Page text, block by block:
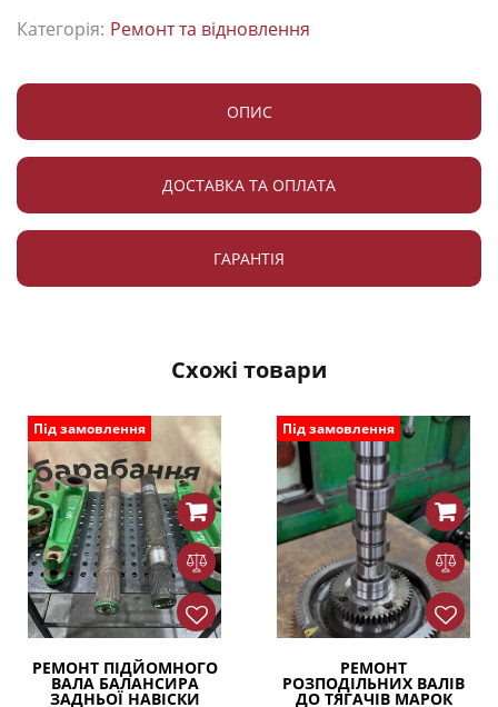
Категорія: Ремонт та відновлення
ОПИС
ДОСТАВКА ТА ОПЛАТА
ГАРАНТІЯ
Схожі товари
Під замовлення
РЕМОНТ ПІДЙОМНОГО
ВАЛА БАЛАНСИРА
ЗАДНЬОЇ НАВІСКИ
Під замовлення
РЕМОНТ
РОЗПОДІЛЬНИХ ВАЛІВ
ДО ТЯГАЧІВ МАРОК